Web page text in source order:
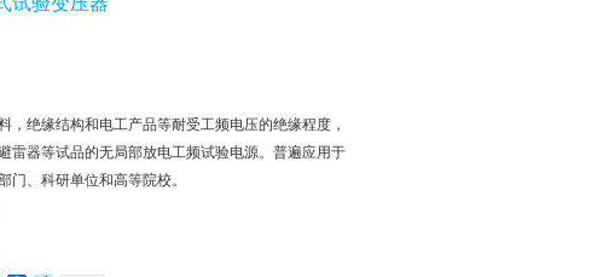
，绝缘结构和电工产品等耐受工频电压的绝缘程度，
雷器等试品的无局部放电工频试验电源。普遍应用于
门、科研单位和高等院校。